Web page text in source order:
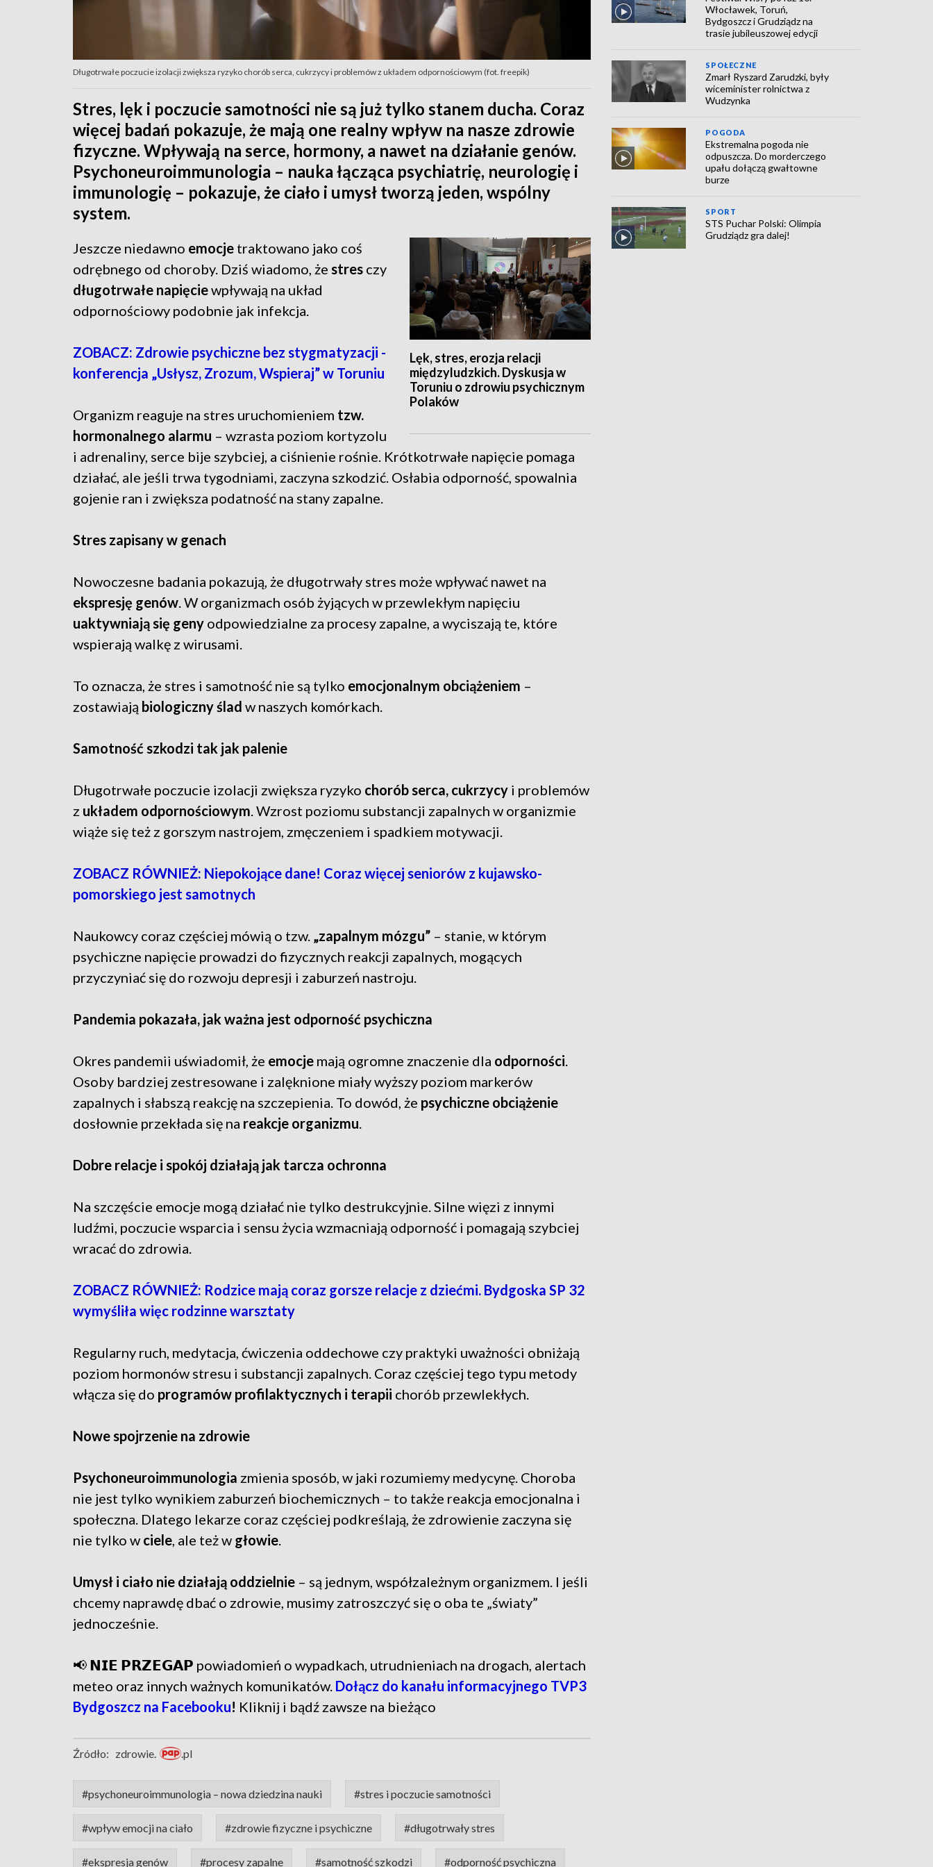
Długotrwałe poczucie izolacji zwiększa ryzyko chorób serca, cukrzycy i problemów z układem odpornościowym (fot. freepik)
Stres, lęk i poczucie samotności nie są już tylko stanem ducha. Coraz
więcej badań pokazuje, że mają one realny wpływ na nasze zdrowie
fizyczne. Wpływają na serce, hormony, a nawet na działanie genów.
Psychoneuroimmunologia – nauka łącząca psychiatrię, neurologię i
immunologię – pokazuje, że ciało i umysł tworzą jeden, wspólny
system.
Lęk, stres, erozja relacji
międzyludzkich. Dyskusja w
Toruniu o zdrowiu psychicznym
Polaków
Jeszcze niedawno emocje traktowano jako coś
odrębnego od choroby. Dziś wiadomo, że stres czy
długotrwałe napięciewpływają na układ
odpornościowy podobnie jak infekcja.
ZOBACZ: Zdrowie psychiczne bez stygmatyzacji -
konferencja „Usłysz, Zrozum, Wspieraj” w Toruniu
Organizm reaguje na stres uruchomieniem tzw.
hormonalnego alarmu – wzrasta poziom kortyzolu
i adrenaliny, serce bije szybciej, a ciśnienie rośnie. Krótkotrwałe napięcie pomaga
działać, ale jeśli trwa tygodniami, zaczyna szkodzić. Osłabia odporność, spowalnia
gojenie ran i zwiększa podatność na stany zapalne.
Stres zapisany w genach
Nowoczesne badania pokazują, że długotrwały stres może wpływać nawet na
ekspresję genów. W organizmach osób żyjących w przewlekłym napięciu
uaktywniają się geny odpowiedzialne za procesy zapalne, a wyciszają te, które
wspierają walkę z wirusami.
To oznacza, że stres i samotność nie są tylko emocjonalnym obciążeniem –
zostawiają biologiczny ślad w naszych komórkach.
Samotność szkodzi tak jak palenie
Długotrwałe poczucie izolacji zwiększa ryzyko chorób serca, cukrzycy i problemów
z układem odpornościowym. Wzrost poziomu substancji zapalnych w organizmie
wiąże się też z gorszym nastrojem, zmęczeniem i spadkiem motywacji.
ZOBACZ RÓWNIEŻ: Niepokojące dane! Coraz więcej seniorów z kujawsko-
pomorskiego jest samotnych
Naukowcy coraz częściej mówią o tzw. „zapalnym mózgu” – stanie, w którym
psychiczne napięcie prowadzi do fizycznych reakcji zapalnych, mogących
przyczyniać się do rozwoju depresji i zaburzeń nastroju.
Pandemia pokazała, jak ważna jest odporność psychiczna
Okres pandemii uświadomił, że emocje mają ogromne znaczenie dla odporności.
Osoby bardziej zestresowane i zalęknione miały wyższy poziom markerów
zapalnych i słabszą reakcję na szczepienia. To dowód, że psychiczne obciążenie
dosłownie przekłada się na reakcje organizmu.
Dobre relacje i spokój działają jak tarcza ochronna
Na szczęście emocje mogą działać nie tylko destrukcyjnie. Silne więzi z innymi
ludźmi, poczucie wsparcia i sensu życia wzmacniają odporność i pomagają szybciej
wracać do zdrowia.
ZOBACZ RÓWNIEŻ: Rodzice mają coraz gorsze relacje z dziećmi. Bydgoska SP 32
wymyśliła więc rodzinne warsztaty
Regularny ruch, medytacja, ćwiczenia oddechowe czy praktyki uważności obniżają
poziom hormonów stresu i substancji zapalnych. Coraz częściej tego typu metody
włącza się do programów profilaktycznych i terapii chorób przewlekłych.
Nowe spojrzenie na zdrowie
Psychoneuroimmunologia zmienia sposób, w jaki rozumiemy medycynę. Choroba
nie jest tylko wynikiem zaburzeń biochemicznych – to także reakcja emocjonalna i
społeczna. Dlatego lekarze coraz częściej podkreślają, że zdrowienie zaczyna się
nie tylko w ciele, ale też w głowie.
Umysł i ciało nie działają oddzielnie – są jednym, współzależnym organizmem. I jeśli
chcemy naprawdę dbać o zdrowie, musimy zatroszczyć się o oba te „światy”
jednocześnie.
📢 𝗡𝗜𝗘 𝗣𝗥𝗭𝗘𝗚𝗔𝗣 powiadomień o wypadkach, utrudnieniach na drogach, alertach
meteo oraz innych ważnych komunikatów. Dołącz do kanału informacyjnego TVP3
Bydgoszcz na Facebooku! Kliknij i bądź zawsze na bieżąco
Źródło: zdrowie. .pl
#psychoneuroimmunologia – nowa dziedzina nauki #stres i poczucie samotności
#wpływ emocji na ciało #zdrowie fizyczne i psychiczne #długotrwały stres
#ekspresja genów #procesy zapalne #samotność szkodzi #odporność psychiczna
Włocławek, Toruń,
Bydgoszcz i Grudziądz na
trasie jubileuszowej edycji
SPOŁECZNE
Zmarł Ryszard Zarudzki, były
wiceminister rolnictwa z
Wudzynka
POGODA
Ekstremalna pogoda nie
odpuszcza. Do morderczego
upału dołączą gwałtowne
burze
SPORT
STS Puchar Polski: Olimpia
Grudziądz gra dalej!